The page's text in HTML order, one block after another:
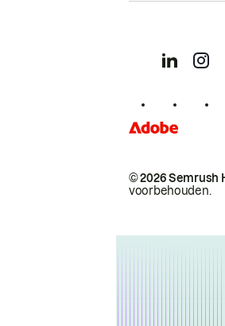
© 2026 Semrush
voorbehouden.